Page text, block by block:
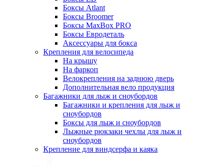
Боксы Atlant
Боксы Broomer
Боксы MaxBox PRO
Боксы Евродеталь
Аксессуары для бокса
Крепления для велосипеда
На крышу
На фаркоп
Велокрепления на заднюю дверь
Дополнительная вело продукция
Багажники для лыж и сноубордов
Багажники и крепления для лыж и
сноубордов
Боксы для лыж и сноубордов
Лыжные рюкзаки чехлы для лыж и
сноубордов
Крепление для виндсерфа и каяка